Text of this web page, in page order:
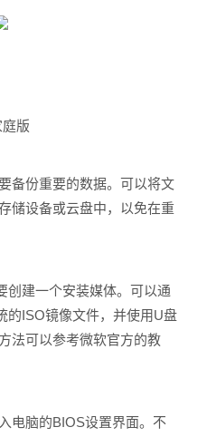
版
备份重要的数据。可以将文
储设备或云盘中，以免在重
创建一个安装媒体。可以通
的ISO镜像文件，并使用U盘
法可以参考微软官方的教
电脑的BIOS设置界面。不